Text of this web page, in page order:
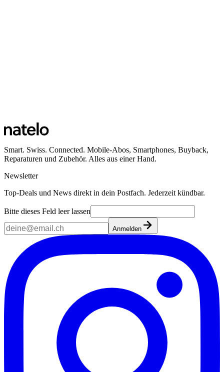
Smart. Swiss. Connected. Mobile-Abos, Smartphones, Buyback,
Reparaturen und Zubehör. Alles aus einer Hand.
Newsletter
Top-Deals und News direkt in dein Postfach. Jederzeit kündbar.
Bitte dieses Feld leer lassen
Anmelden